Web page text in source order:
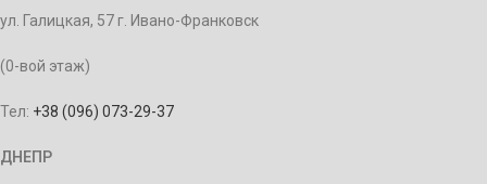
ул. Галицкая, 57 г. Ивано-Франковск
(0-вой этаж)
Тел: +38 (096) 073-29-37
ДНЕПР